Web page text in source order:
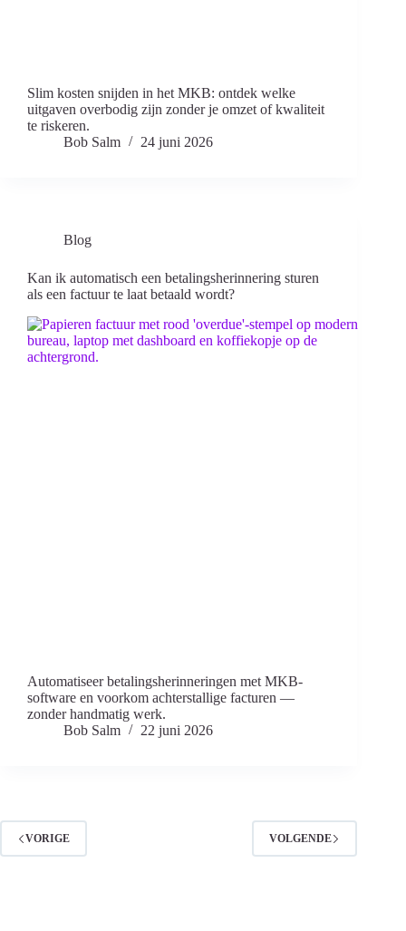
Slim kosten snijden in het MKB: ontdek welke
uitgaven overbodig zijn zonder je omzet of kwaliteit
te riskeren.
Bob Salm
24 juni 2026
Blog
Kan ik automatisch een betalingsherinnering sturen
als een factuur te laat betaald wordt?
Automatiseer betalingsherinneringen met MKB-
software en voorkom achterstallige facturen —
zonder handmatig werk.
Bob Salm
22 juni 2026
VORIGE VOLGENDE